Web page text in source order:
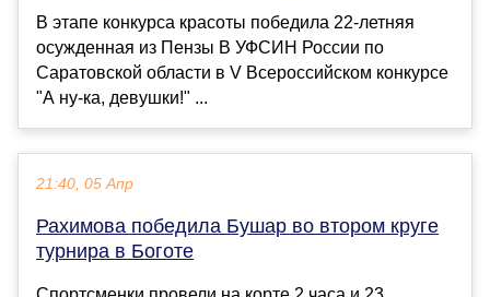
В этапе конкурса красоты победила 22-летняя
осужденная из Пензы В УФСИН России по
Саратовской области в V Всероссийском конкурсе
"А ну-ка, девушки!" ...
21:40, 05 Апр
Рахимова победила Бушар во втором круге
турнира в Боготе